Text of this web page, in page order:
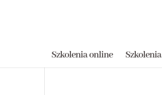
Szkolenia online Szkolenia